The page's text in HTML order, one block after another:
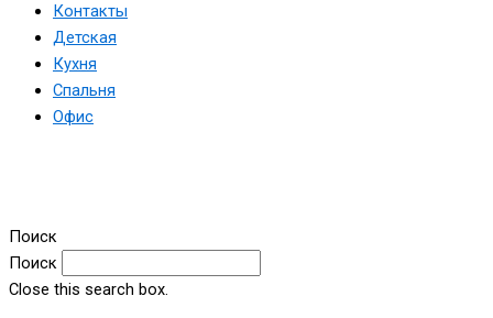
Контакты
Детская
Кухня
Спальня
Офис
Поиск
Поиск
Close this search box.